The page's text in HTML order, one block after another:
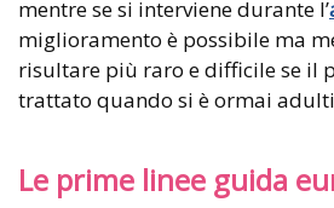
mentre se si interviene durante l’
miglioramento è possibile ma
risultare più raro e difficile se il
trattato quando si è ormai
Le prime linee guida